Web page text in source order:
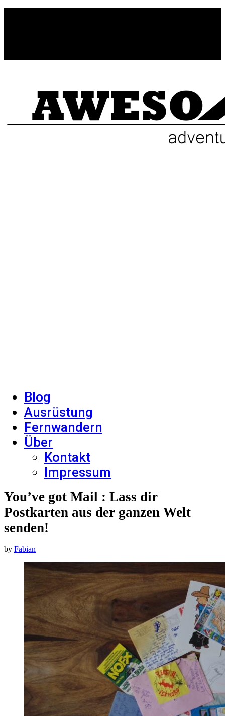
Blog
Ausrüstung
Fernwandern
Über
Kontakt
Impressum
You’ve got Mail : Lass dir
Postkarten aus der ganzen Welt
senden!
by Fabian